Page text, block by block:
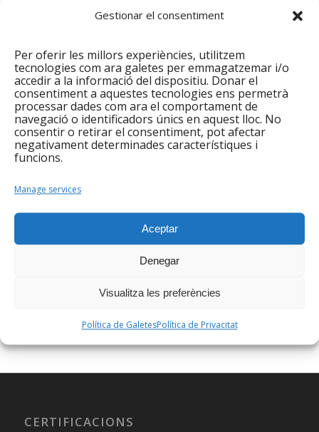
Gestionar el consentiment
Per oferir les millors experiències, utilitzem
tecnologies com ara galetes per emmagatzemar i/o
accedir a la informació del dispositiu. Donar el
consentiment a aquestes tecnologies ens permetrà
processar dades com ara el comportament de
navegació o identificadors únics en aquest lloc. No
consentir o retirar el consentiment, pot afectar
negativament determinades característiques i
funcions.
Manage services
Aceptar
Denegar
Visualitza les preferències
Política de GaletesPolítica de Privacitat
de: Nataniel Hernández, activista i advocat del
(Mèxic); Morena Herrera, activista per la
despenalització de l’avortament i pels drets de les
dones del Salvador; Yurany Cuéllar, defensora dels
drets de les dones rurals i camperoles de la regió
del Magdalena Medio de Colòmbia.
També formen part d’aquesta gira: Vania Arana,
Catalunya; Maria Sol Taule, advocada i defensora
periodista i activista mediambiental de Ghana.
Tots els actes d’aquesta edició es duran a terme a
diferents municipis i localitats de Catalunya.
CERTIFICACIONS